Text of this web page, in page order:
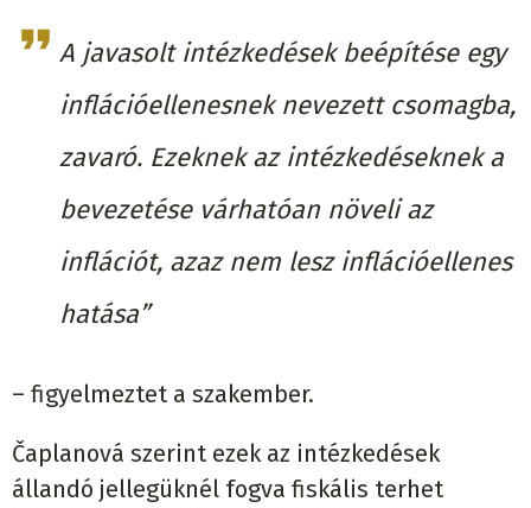
A javasolt intézkedések beépítése egy
inflációellenesnek nevezett csomagba,
zavaró. Ezeknek az intézkedéseknek a
bevezetése várhatóan növeli az
inflációt, azaz nem lesz inflációellenes
hatása”
– figyelmeztet a szakember.
Čaplanová szerint ezek az intézkedések
állandó jellegüknél fogva fiskális terhet